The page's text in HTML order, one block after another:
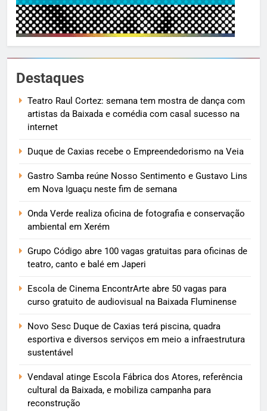
Destaques
Teatro Raul Cortez: semana tem mostra de dança com
artistas da Baixada e comédia com casal sucesso na
internet
Duque de Caxias recebe o Empreendedorismo na Veia
Gastro Samba reúne Nosso Sentimento e Gustavo Lins
em Nova Iguaçu neste fim de semana
Onda Verde realiza oficina de fotografia e conservação
ambiental em Xerém
Grupo Código abre 100 vagas gratuitas para oficinas de
teatro, canto e balé em Japeri
Escola de Cinema EncontrArte abre 50 vagas para
curso gratuito de audiovisual na Baixada Fluminense
Novo Sesc Duque de Caxias terá piscina, quadra
esportiva e diversos serviços em meio a infraestrutura
sustentável
Vendaval atinge Escola Fábrica dos Atores, referência
cultural da Baixada, e mobiliza campanha para
reconstrução